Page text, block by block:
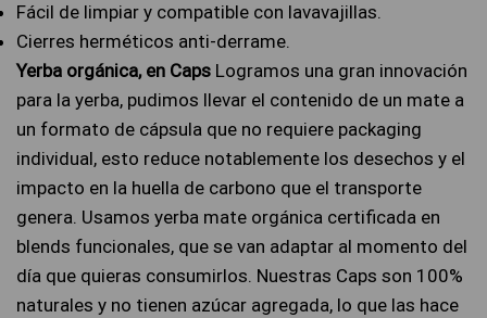
Fácil de limpiar y compatible con lavavajillas.
Cierres herméticos anti-derrame.
Yerba orgánica, en Caps Logramos una gran innovación
para la yerba, pudimos llevar el contenido de un mate a
un formato de cápsula que no requiere packaging
individual, esto reduce notablemente los desechos y el
impacto en la huella de carbono que el transporte
genera. Usamos yerba mate orgánica certificada en
blends funcionales, que se van adaptar al momento del
día que quieras consumirlos. Nuestras Caps son 100%
naturales y no tienen azúcar agregada, lo que las hace